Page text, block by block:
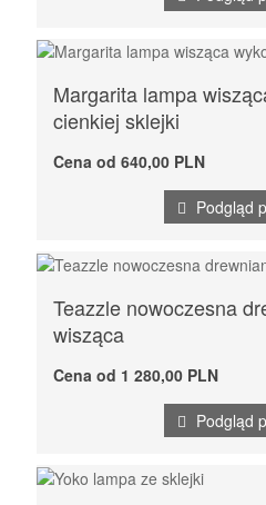
Margarita lampa
cienkiej sklejki
Cena od 640,00 PLN
Podgląd
Teazzle nowoczesna
wisząca
Cena od 1 280,00 PLN
Podgląd